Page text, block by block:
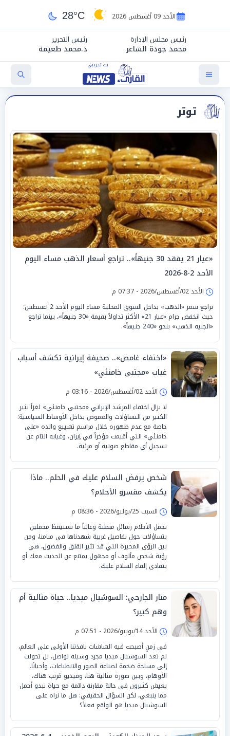
الأحد 09 أغسطس 2026 28°C
رئيس مجلس الإدارة
محمد جودة الشاعر
رئيس التحرير
د.محمد طعيمة
توتر
«عيار 21 يفقد 30 جنيهاً».. تراجع أسعار الذهب مساء اليوم
الأحد 2-8-2026
الأحد 02/أغسطس/2026 - 07:37 م
تراجع سعر «الذهب» بداخل السوق المحلية مساء اليوم الأحد 2 أغسطس؛
حيث انخفض جرام «عيار 21» الأكثر تداولاً بقيمة «30 جنيهاً»، بينما تراجع
«الجنيه الذهب» بنحو «240 جنيهاً».
«اختفاء غامض».. صحيفة إيرانية تكشف أسباب
غياب «مجتبى خامنئي»
الأحد 02/أغسطس/2026 - 03:16 م
لا يزال اختفاء المرشد الإيراني «مجتبى خامنئي» لغزاً يثير
الكثير من التساؤلات والغموض بداخل الأوساط السياسية؛
خاصة مع عدم ظهوره خلال مراسم تشييع والده «على
خامنئي» التي أقيمت مؤخراً في إيران، وغيابه التام عن
تسجيل أي مقاطع صوتية أو مرئية.
شخص يرفض السلام عليك في الحلم.. ماذا
يكشف مفسرو الأحلام؟
السبت 25/يوليو/2026 - 08:36 م
تحمل الأحلام رسائل مبطنة وغالباً ما نستيقظ محملين
بتساؤلات حول تفاصيل غريبة شهدناها في منامنا، ومن
بين الرؤى المحيرة التي قد تثير القلق والفضول، هي
رؤية شخص مألوف أو مجهول يمتنع عن الحديث معك أو
يتفادى إلقاء السلام عليك.
منار الجارحي: السوشيال ميديا.. حياة مثالية أم
وهم كبير؟
الأحد 14/يونيو/2026 - 07:51 م
في زمنٍ أصبحت فيه الشاشات نافذتنا الأولى على العالم،
لم تعد السوشيال ميديا مجرد وسيلة تواصل، بل تحولت
إلى مساحة ضخمة لصناعة الصور والانطباعات، وأحيانًا..
الأوهام، وبين صورة مثالية هنا، وفيديو مُرتب هناك،
يعيش كثيرون في حالة مقارنة دائمة مع حياة تبدو أجمل
مما ينبغي، لكن السؤال الحقيقي: هل ما نراه على
السوشيال ميديا هو الواقع فعلاً؟